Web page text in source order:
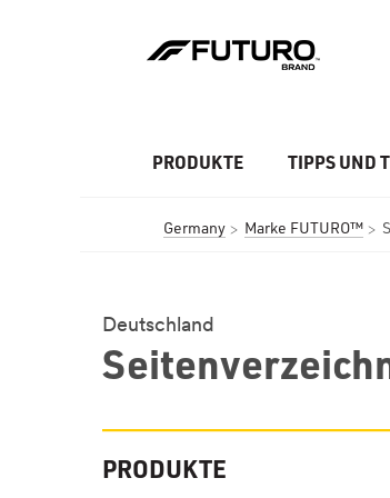
PRODUKTE TIPPS UND
Germany Marke FUTURO™
Deutschland
PRODUKTE